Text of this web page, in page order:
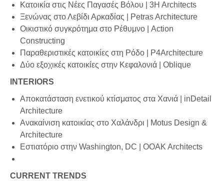
Κατοικία στις Νέες Παγασές Βόλου | 3H Architects
Ξενώνας στο Λεβίδι Αρκαδίας | Petras Architecture
Οικιστικό συγκρότημα στο Ρέθυμνο | Action
Constructing
Παραθεριστικές κατοικίες στη Ρόδο | P4Architecture
Δύο εξοχικές κατοικίες στην Κεφαλονιά | Oblique
INTERIORS
Αποκατάσταση ενετικού κτίσματος στα Χανιά | inDetail
Architecture
Ανακαίνιση κατοικίας στο Χαλάνδρι | Motus Design &
Architecture
Εστιατόριο στην Washington, DC | OOAK Architects
CURRENT TRENDS